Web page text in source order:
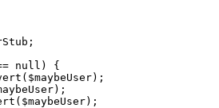
null) {